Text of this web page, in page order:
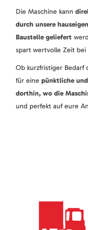
Die Maschine kann
durch unsere
Baustelle geliefert
spart wertvolle Zeit bei
Ob kurzfristiger Bedarf
für eine pünktliche
dorthin, wo die
und perfekt auf eure